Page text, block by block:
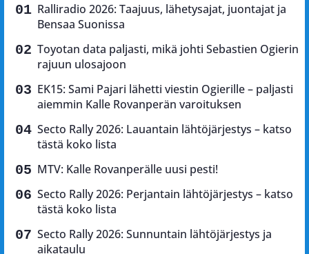
Ralliradio 2026: Taajuus, lähetysajat, juontajat ja
Bensaa Suonissa
Toyotan data paljasti, mikä johti Sebastien Ogierin
rajuun ulosajoon
EK15: Sami Pajari lähetti viestin Ogierille – paljasti
aiemmin Kalle Rovanperän varoituksen
Secto Rally 2026: Lauantain lähtöjärjestys – katso
tästä koko lista
MTV: Kalle Rovanperälle uusi pesti!
Secto Rally 2026: Perjantain lähtöjärjestys – katso
tästä koko lista
Secto Rally 2026: Sunnuntain lähtöjärjestys ja
aikataulu